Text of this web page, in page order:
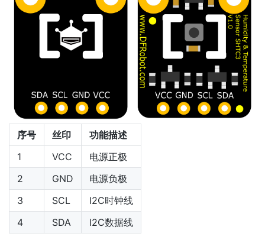
序号 丝印
功能描述
1
VCC
电源正极
2
GND
电源负极
3
SCL
I2C时钟线
4
SDA I2C数据线